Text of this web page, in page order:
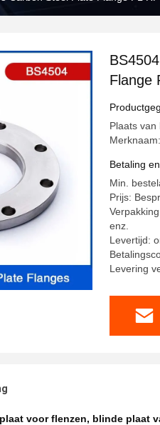
Flange
de
Plaats van
Betaling
Min.
Prijs:
enz.
Levertijd:
Levering
voor flenzen, blinde plaat